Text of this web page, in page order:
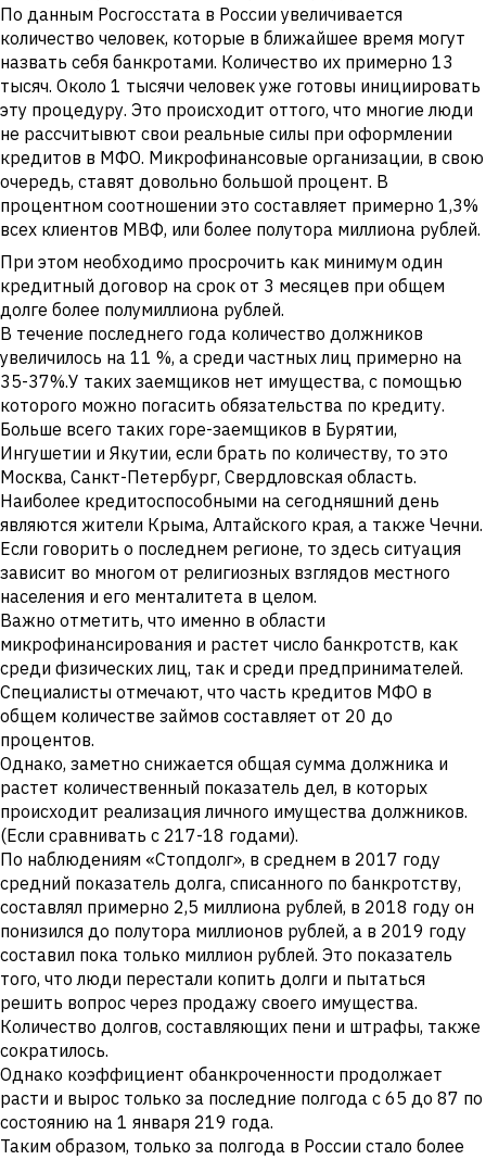
По данным Росгосстата в России увеличивается
количество человек, которые в ближайшее время могут
назвать себя банкротами. Количество их примерно 13
тысяч. Около 1 тысячи человек уже готовы инициировать
эту процедуру. Это происходит оттого, что многие люди
не рассчитывют свои реальные силы при оформлении
кредитов в МФО. Микрофинансовые организации, в свою
очередь, ставят довольно большой процент. В
процентном соотношении это составляет примерно 1,3%
всех клиентов МВФ, или более полутора миллиона рублей.
При этом необходимо просрочить как минимум один
кредитный договор на срок от 3 месяцев при общем
долге более полумиллиона рублей.
В течение последнего года количество должников
увеличилось на 11 %, а среди частных лиц примерно на
35-37%.У таких заемщиков нет имущества, с помощью
которого можно погасить обязательства по кредиту.
Больше всего таких горе-заемщиков в Бурятии,
Ингушетии и Якутии, если брать по количеству, то это
Москва, Санкт-Петербург, Свердловская область.
Наиболее кредитоспособными на сегодняшний день
являются жители Крыма, Алтайского края, а также Чечни.
Если говорить о последнем регионе, то здесь ситуация
зависит во многом от религиозных взглядов местного
населения и его менталитета в целом.
Важно отметить, что именно в области
микрофинансирования и растет число банкротств, как
среди физических лиц, так и среди предпринимателей.
Специалисты отмечают, что часть кредитов МФО в
общем количестве займов составляет от 20 до
процентов.
Однако, заметно снижается общая сумма должника и
растет количественный показатель дел, в которых
происходит реализация личного имущества должников.
(Если сравнивать с 217-18 годами).
По наблюдениям «Стопдолг», в среднем в 2017 году
средний показатель долга, списанного по банкротству,
составлял примерно 2,5 миллиона рублей, в 2018 году он
понизился до полутора миллионов рублей, а в 2019 году
составил пока только миллион рублей. Это показатель
того, что люди перестали копить долги и пытаться
решить вопрос через продажу своего имущества.
Количество долгов, составляющих пени и штрафы, также
сократилось.
Однако коэффициент обанкроченности продолжает
расти и вырос только за последние полгода с 65 до 87 по
состоянию на 1 января 219 года.
Таким образом, только за полгода в России стало более